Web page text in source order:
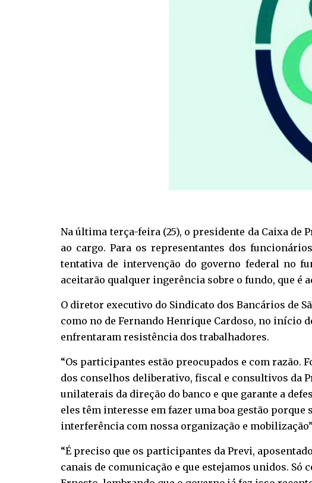
Na última terça-feira (25), o presidente da Caixa
ao cargo. Para os representantes dos
tentativa de intervenção do governo federal no
aceitarão qualquer ingerência sobre o fundo, que
O diretor executivo do Sindicato dos Bancários de
como no de Fernando Henrique Cardoso, no início
enfrentaram resistência dos trabalhadores.
“Os participantes estão preocupados e com razão.
dos conselhos deliberativo, fiscal e consultivos da
unilaterais da direção do banco e que garante a
eles têm interesse em fazer uma boa gestão
interferência com nossa organização e
“É preciso que os participantes da Previ,
canais de comunicação e que estejamos unidos.